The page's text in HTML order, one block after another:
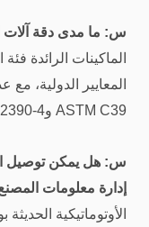
س: ما مدى دقة آلات
المعايير الدولية،
ASTM C39 وEN 12390-4 والمعايير المماثلة.
س: هل يمكن توصيل
إدارة معلومات